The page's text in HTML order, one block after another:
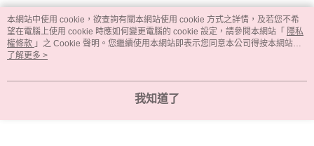
熱門標籤
本網站中使用 cookie，欲查詢有關本網站使用 cookie 方式之詳情，及若您不希
望在電腦上使用 cookie 時應如何變更電腦的 cookie 設定，請參閱本網站「 隱私
權條款 」之 Cookie 聲明。您繼續使用本網站即表示您同意本公司得按本網站使
用條款之 Cookie 聲明使用 cookie。
了解更多 >
我知道了